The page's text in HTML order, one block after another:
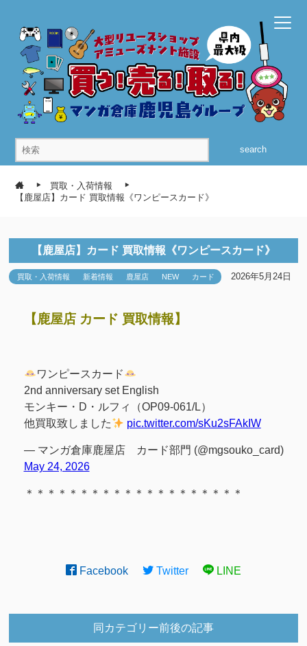
search
買取・入荷情報
【鹿屋店】カード 買取情報《ワンピースカード》
【鹿屋店】カード 買取情報《ワンピースカード》
買取・入荷情報 新着情報 鹿屋店 NEW カード 2026年5月24日
【鹿屋店 カード 買取情報】
ワンピースカード
2nd anniversary set English
モンキー・D・ルフィ（OP09-061/L）
他買取致しました
pic.twitter.com/sKu2sFAkIW
— マンガ倉庫鹿屋店 カード部門 (@mgsouko_card)
May 24, 2026
＊＊＊＊＊＊＊＊＊＊＊＊＊＊＊＊＊＊＊＊
Facebook Twitter LINE
同カテゴリー前後の記事